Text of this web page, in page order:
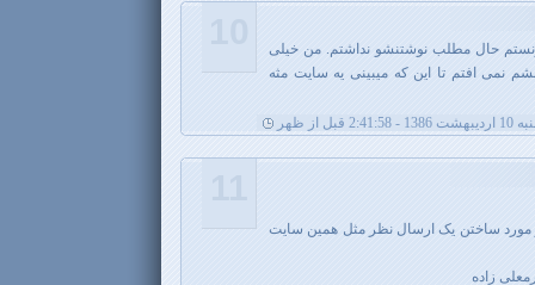
حال مطلب نوشتنشو نداشتم. من خیلی
نمی افتم تا این که میبینی یه سایت مثه
قبل از ظهر
مورد ساختن یک ارسال نظر مثل همین سایت
زاده